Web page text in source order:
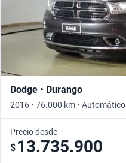
Dodge • Durango
2016 • 76.000 km • Automático
Precio desde
$ 13.735.900